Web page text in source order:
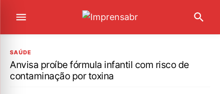
SAÚDE
Anvisa proíbe fórmula infantil com risco de
contaminação por toxina